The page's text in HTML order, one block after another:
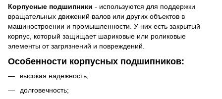
Корпусные подшипники - используются для поддержки
вращательных движений валов или других объектов в
машиностроении и промышленности. У них есть закрытый
корпус, который защищает шариковые или роликовые
элементы от загрязнений и повреждений.
Особенности корпусных подшипников:
высокая надежность;
долговечность;